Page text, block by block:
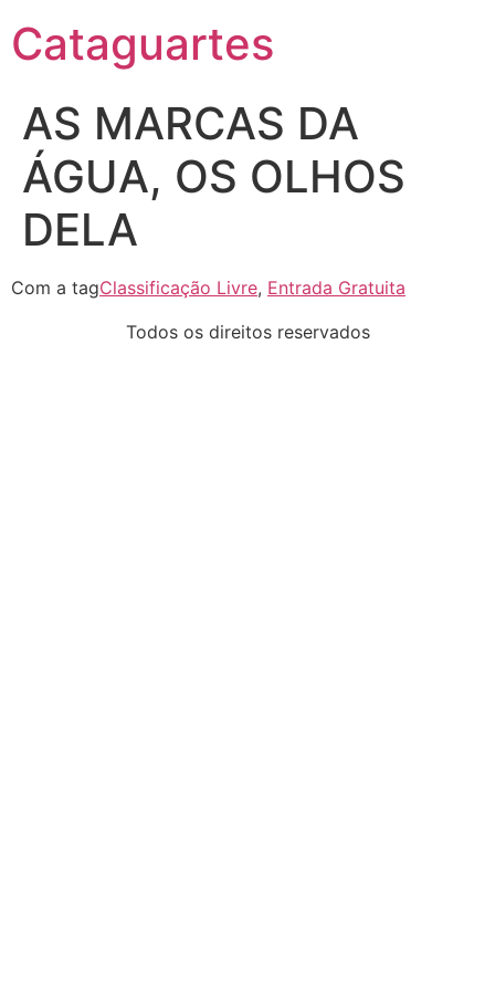
Cataguartes
AS MARCAS DA
ÁGUA, OS OLHOS
DELA
Com a tagClassificação Livre, Entrada Gratuita
Todos os direitos reservados